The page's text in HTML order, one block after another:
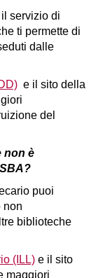
servizio di
ti permette di
dalle
e il sito della
del
non è
puoi
non
biblioteche
(ILL) e il sito
maggiori